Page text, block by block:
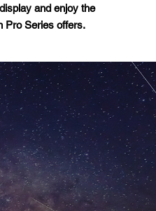
and enjoy the
Pro Series offers.